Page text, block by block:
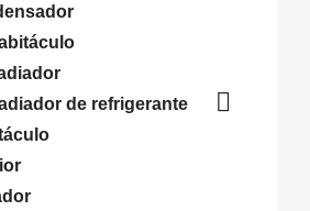
de refrigerante
